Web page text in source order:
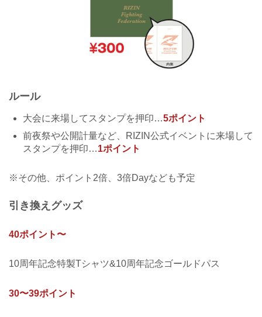
ルール
大会に来場してスタンプを押印…5ポイント
前夜祭や公開計量など、RIZIN公式イベントに来場して
スタンプを押印…1ポイント
※その他、ポイント2倍、3倍Dayなども予定
引き換えグッズ
40ポイント〜
10周年記念特製Tシャツ&10周年記念ゴールドパス
30〜39ポイント